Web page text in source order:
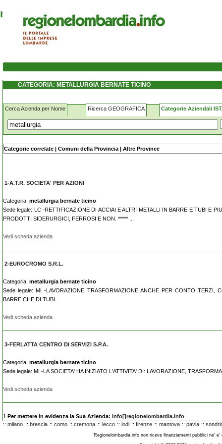
metallurgia bernate-ticino
CATEGORIA: METALLURGIA BERNATE TICINO
Cerca Azienda per Nome Ricerca GEOGRAFICA Categorie Aziendali
Nome - Ragione sociale:
Categorie correlate | Comuni della Provincia | Altre Province
1-A.T.R. SOCIETA' PER AZIONI
Categoria: metallurgia bernate ticino
Sede legale: LC -RETTIFICAZIONE DI ACCIAI E ALTRI METALLI IN BARRE E TUBI E
PRODOTTI SIDERURGICI, FERROSI E NON. ***** ...
Vedi scheda azienda
2-EUROCROMO S.R.L.
Categoria: metallurgia bernate ticino
Sede legale: MI -LAVORAZIONE TRASFORMAZIONE ANCHE PER CONTO TERZI,
BARRE CHE DI TUBI.
Vedi scheda azienda
3-FERLATTA CENTRO DI SERVIZI S.P.A.
Categoria: metallurgia bernate ticino
Sede legale: MI -LA SOCIETA' HA INIZIATO L'ATTIVITA' DI: LAVORAZIONE,
Vedi scheda azienda
1 Per mettere in evidenza la Sua Azienda: info[]regionelombardia.info
::milano :: brescia :: como ::cremona :: lecco :: lodi ::firenze :: mantova :: pavia ::
Regionelombardia.info non riceve finanziamenti pubblici ne'